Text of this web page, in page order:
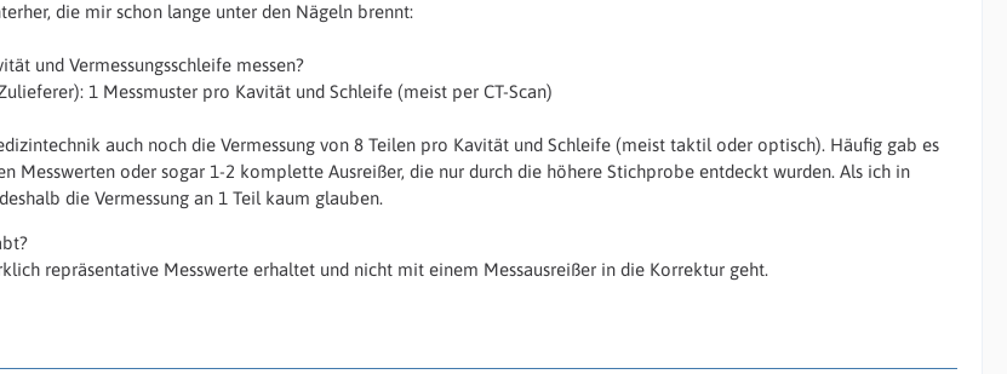
die mir schon lange unter den Nägeln brennt:
und Vermessungsschleife messen?
1 Messmuster pro Kavität und Schleife (meist per CT-Scan)
auch noch die Vermessung von 8 Teilen pro Kavität und Schleife (meist taktil oder optisch). Häufig gab es
Messwerten oder sogar 1-2 komplette Ausreißer, die nur durch die höhere Stichprobe entdeckt wurden. Als ich in
die Vermessung an 1 Teil kaum glauben.
repräsentative Messwerte erhaltet und nicht mit einem Messausreißer in die Korrektur geht.